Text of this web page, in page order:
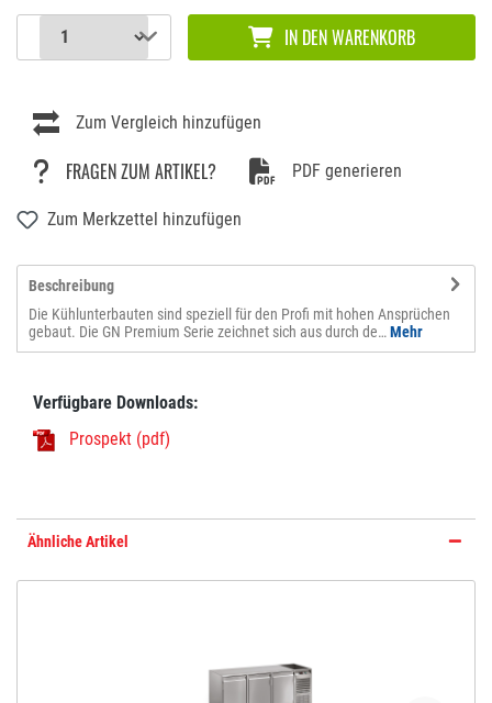
IN DEN WARENKORB
Zum Vergleich hinzufügen
FRAGEN ZUM ARTIKEL? PDF generieren
Zum Merkzettel hinzufügen
Verfügbare Downloads:
Prospekt (pdf)
Beschreibung
Die Kühlunterbauten sind speziell für den Profi mit hohen Ansprüchen
gebaut. Die GN Premium Serie zeichnet sich aus durch de… Mehr
Ähnliche Artikel